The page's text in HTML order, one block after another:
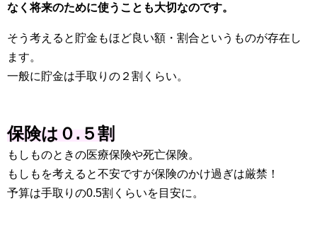
なく将来のために使うことも大切なのです。
そう考えると貯金もほど良い額・割合というものが存在し
ます。
一般に貯金は手取りの２割くらい。
保険は０.５割
もしものときの医療保険や死亡保険。
もしもを考えると不安ですが保険のかけ過ぎは厳禁！
予算は手取りの0.5割くらいを目安に。